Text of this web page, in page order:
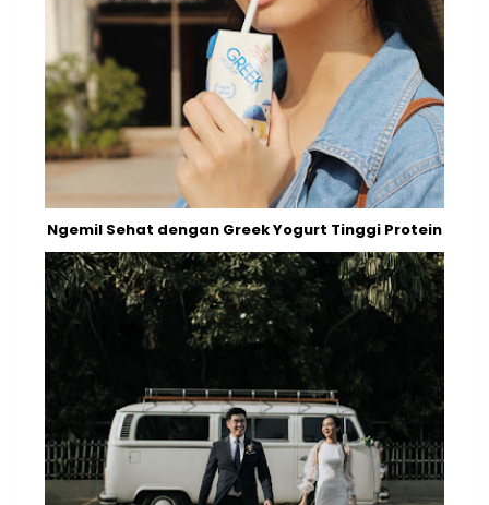
Ngemil Sehat dengan Greek Yogurt Tinggi Protein